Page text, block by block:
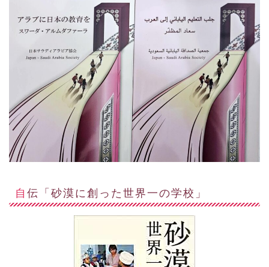
自伝「砂漠に創った世界一の学校」